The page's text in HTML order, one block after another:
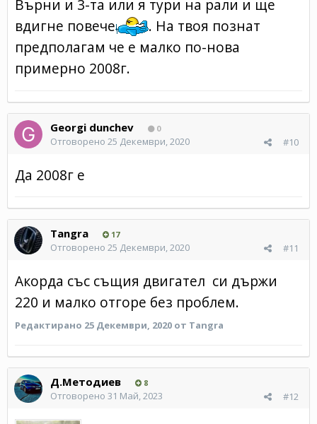
Върни и 3-та или я тури на рали и ще
вдигне повече
. На твоя познат
предполагам че е малко по-нова
примерно 2008г.
Georgi dunchev 0
#10
Отговорено 25 Декември, 2020
Да 2008г е
Tangra 17
#11
Отговорено 25 Декември, 2020
Aкорда със същия двигател си държи
220 и малко отгоре без проблем.
Редактирано 25 Декември, 2020 от Tangra
Д.Методиев 8
#12
Отговорено 31 Май, 2023